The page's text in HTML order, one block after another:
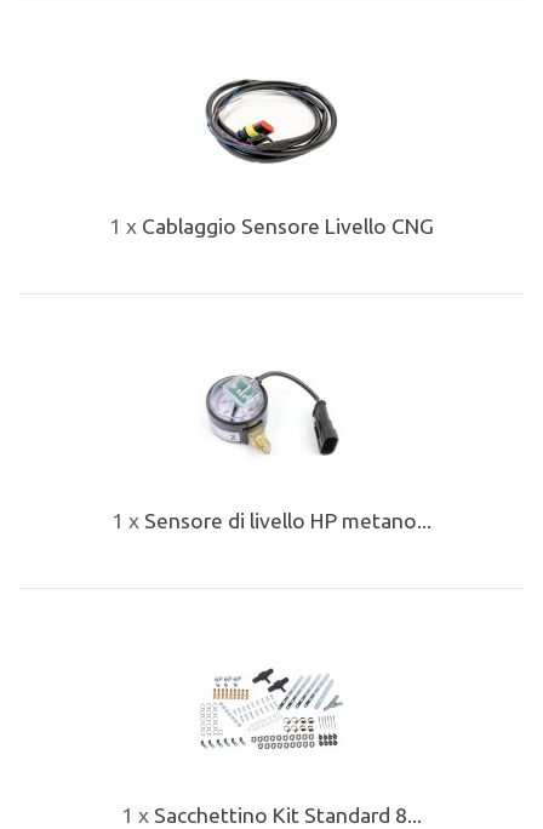
1 x Cablaggio Sensore Livello CNG
1 x Sensore di livello HP metano...
1 x Sacchettino Kit Standard 8...